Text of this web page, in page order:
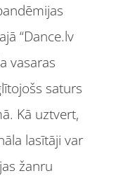
“Dance.lv
vasaras
saturs
Kā uztvert,
lasītāji var
žanru